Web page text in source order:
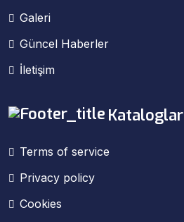
Galeri
Güncel Haberler
İletişim
Kataloglar
Terms of service
Privacy policy
Cookies